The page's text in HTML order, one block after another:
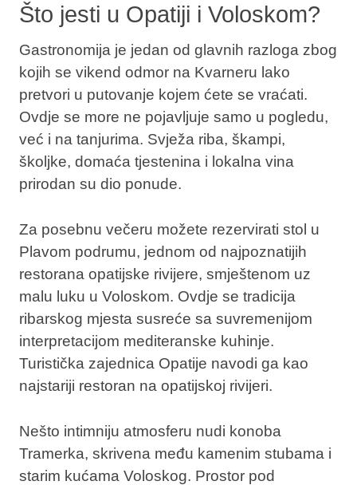
Što jesti u Opatiji i Voloskom?
Gastronomija je jedan od glavnih razloga zbog
kojih se vikend odmor na Kvarneru lako
pretvori u putovanje kojem ćete se vraćati.
Ovdje se more ne pojavljuje samo u pogledu,
već i na tanjurima. Svježa riba, škampi,
školjke, domaća tjestenina i lokalna vina
prirodan su dio ponude.
Za posebnu večeru možete rezervirati stol u
Plavom podrumu, jednom od najpoznatijih
restorana opatijske rivijere, smještenom uz
malu luku u Voloskom. Ovdje se tradicija
ribarskog mjesta susreće sa suvremenijom
interpretacijom mediteranske kuhinje.
Turistička zajednica Opatije navodi ga kao
najstariji restoran na opatijskoj rivijeri.
Nešto intimniju atmosferu nudi konoba
Tramerka, skrivena među kamenim stubama i
starim kućama Voloskog. Prostor pod